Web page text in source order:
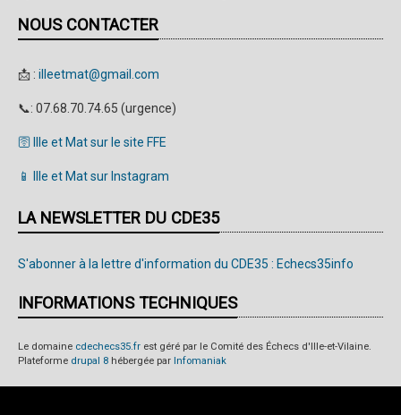
3
NOUS CONTACTER
📩 : illeetmat@gmail.com
📞: 07.68.70.74.65 (urgence)
🛜 Ille et Mat sur le site FFE
📱 Ille et Mat sur Instagram
LA NEWSLETTER DU CDE35
S'abonner à la lettre d'information du CDE35 : Echecs35info
INFORMATIONS TECHNIQUES
Le domaine cdechecs35.fr est géré par le Comité des Échecs d'Ille-et-Vilaine.
Plateforme drupal 8 hébergée par Infomaniak